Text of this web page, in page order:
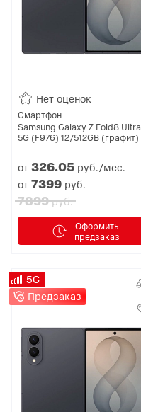
Нет оценок
Смартфон
Samsung Galaxy Z Fold8 Ultra
5G (F976) 12/512GB (графит)
от326.05 руб./мес.
от7399 руб.
7899руб.
Оформить
предзаказ
5G
Предзаказ